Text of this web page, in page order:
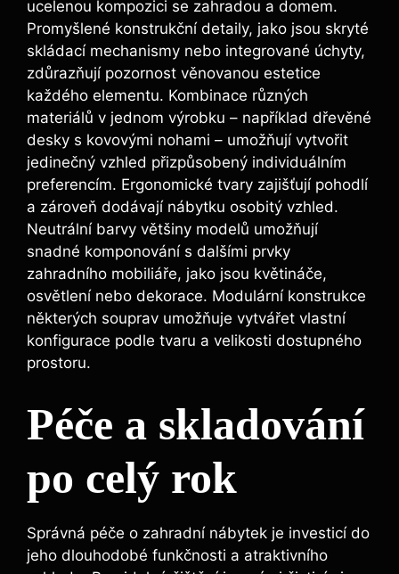
ucelenou kompozici se zahradou a domem.
Promyšlené konstrukční detaily, jako jsou skryté
skládací mechanismy nebo integrované úchyty,
zdůrazňují pozornost věnovanou estetice
každého elementu. Kombinace různých
materiálů v jednom výrobku – například dřevěné
desky s kovovými nohami – umožňují vytvořit
jedinečný vzhled přizpůsobený individuálním
preferencím. Ergonomické tvary zajišťují pohodlí
a zároveň dodávají nábytku osobitý vzhled.
Neutrální barvy většiny modelů umožňují
snadné komponování s dalšími prvky
zahradního mobiliáře, jako jsou květináče,
osvětlení nebo dekorace. Modulární konstrukce
některých souprav umožňuje vytvářet vlastní
konfigurace podle tvaru a velikosti dostupného
prostoru.
Péče a skladování
po celý rok
Správná péče o zahradní nábytek je investicí do
jeho dlouhodobé funkčnosti a atraktivního